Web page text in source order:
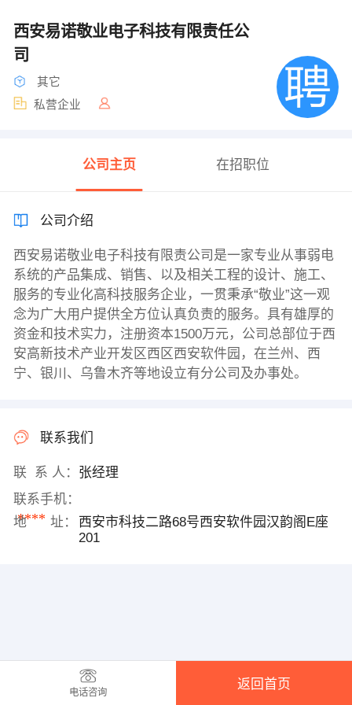
西安易诺敬业电子科技有限责任公
司
其它
私营企业
公司主页 在招职位
公司介绍
西安易诺敬业电子科技有限责公司是一家专业从事弱电
系统的产品集成、销售、以及相关工程的设计、施工、
服务的专业化高科技服务企业，一贯秉承“敬业”这一观
念为广大用户提供全方位认真负责的服务。具有雄厚的
资金和技术实力，注册资本1500万元，公司总部位于西
安高新技术产业开发区西区西安软件园，在兰州、西
宁、银川、乌鲁木齐等地设立有分公司及办事处。
联系我们
联 系 人： 张经理
联系手机：
****
地 址：
西安市科技二路68号西安软件园汉韵阁E座
201
电话咨询
返回首页